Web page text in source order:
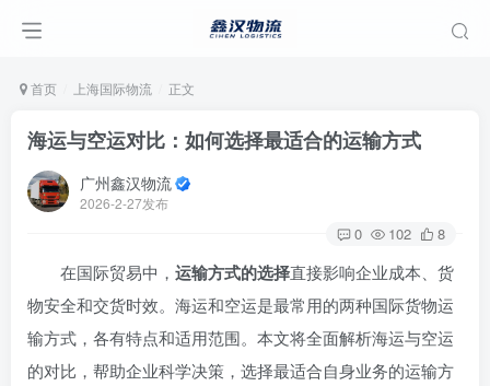
首页 上海国际物流 正文
海运与空运对比：如何选择最适合的运输方式
广州鑫汉物流
2026-2-27发布
0 102 8
在国际贸易中， 运输方式的选择直接影响企业成本、货
物安全和交货时效。海运和空运是最常用的两种国际货物运
输方式，各有特点和适用范围。本文将全面解析海运与空运
的对比，帮助企业科学决策，选择最适合自身业务的运输方